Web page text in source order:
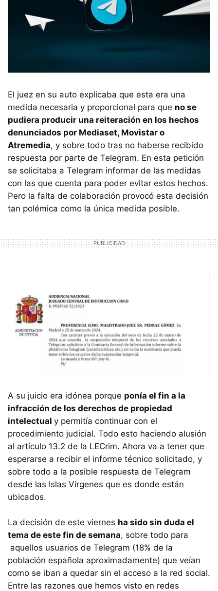
El juez en su auto explicaba que esta era una
medida necesaria y proporcional para que no se
pudiera producir una reiteración en los hechos
denunciados por Mediaset, Movistar o
Atremedia, y sobre todo tras no haberse recibido
respuesta por parte de Telegram. En esta petición
se solicitaba a Telegram informar de las medidas
con las que cuenta para poder evitar estos hechos.
Pero la falta de colaboración provocó esta decisión
tan polémica como la única medida posible.
A su juicio era idónea porque ponía el fin a la
infracción de los derechos de propiedad
intelectual y permitía continuar con el
procedimiento judicial. Todo esto haciendo alusión
al artículo 13.2 de la LECrim. Ahora va a tener que
esperarse a recibir el informe técnico solicitado, y
sobre todo a la posible respuesta de Telegram
desde las Islas Vírgenes que es donde están
ubicados.
La decisión de este viernes ha sido sin duda el
tema de este fin de semana, sobre todo para
aquellos usuarios de Telegram (18% de la
población española aproximadamente) que veían
como se iban a quedar sin el acceso a la red social.
Entre las razones que hemos visto en redes